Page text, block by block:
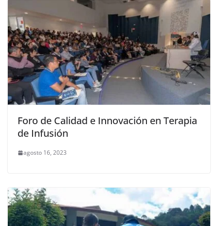
Foro de Calidad e Innovación en Terapia
de Infusión
agosto 16, 2023